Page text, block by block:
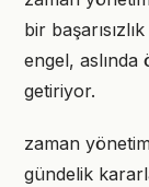
bir
engel, aslında
getiriyor.
zaman
gündelik